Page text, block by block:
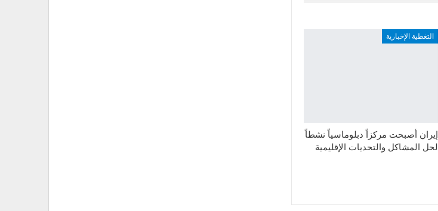
التغطية الإخبارية
إيران أصبحت مركزاً دبلوماسياً نشطاً
لحل المشاكل والتحديات الإقليمية